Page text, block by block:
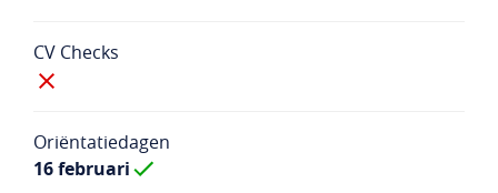
CV Checks
Oriëntatiedagen
16 februari